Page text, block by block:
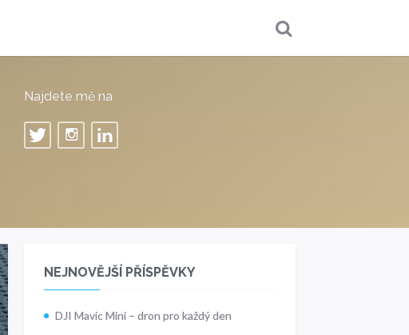
Najdete mě na
NEJNOVĚJŠÍ PŘÍSPĚVKY
DJI Mavic Mini – dron pro každý den